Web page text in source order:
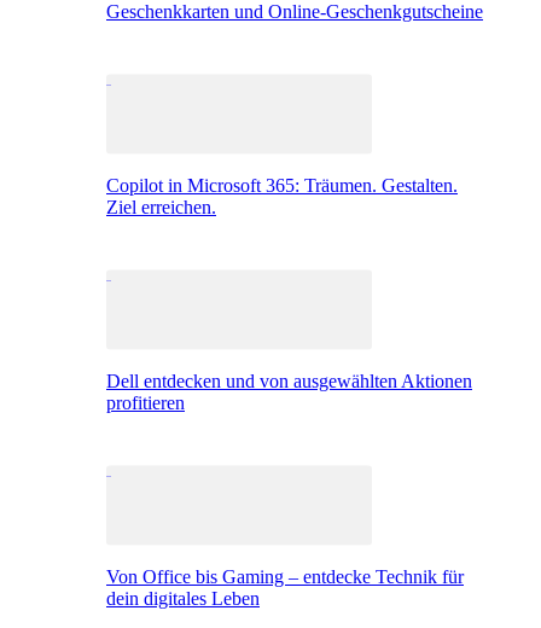
Geschenkkarten und Online-Geschenkgutscheine
Copilot in Microsoft 365: Träumen. Gestalten.
Ziel erreichen.
Dell entdecken und von ausgewählten Aktionen
profitieren
Von Office bis Gaming – entdecke Technik für
dein digitales Leben